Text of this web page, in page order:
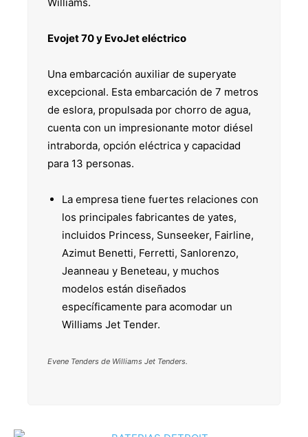
Evojet 70 y EvoJet eléctrico
Una embarcación auxiliar de superyate
excepcional. Esta embarcación de 7 metros
de eslora, propulsada por chorro de agua,
cuenta con un impresionante motor diésel
intraborda, opción eléctrica y capacidad
para 13 personas.
La empresa tiene fuertes relaciones con
los principales fabricantes de yates,
incluidos Princess, Sunseeker, Fairline,
Azimut Benetti, Ferretti, Sanlorenzo,
Jeanneau y Beneteau, y muchos
modelos están diseñados
específicamente para acomodar un
Williams Jet Tender.
Evene Tenders de Williams Jet Tenders.